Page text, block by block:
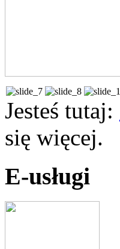
Jesteś tutaj:
się więcej.
E-usługi